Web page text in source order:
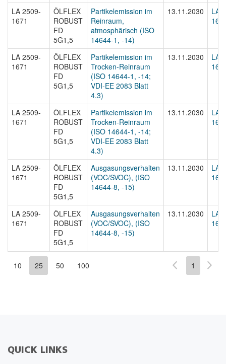
LA 2509-
1671
ÖLFLEX
ROBUST
FD
5G1,5
Partikelemission im
Reinraum,
atmosphärisch (ISO
14644-1, -14)
13.11.2030
LA
LA 2509-
1671
ÖLFLEX
ROBUST
FD
5G1,5
Partikelemission im
Trocken-Reinraum
(ISO 14644-1, -14;
VDI-EE 2083 Blatt
4.3)
13.11.2030
LA
LA 2509-
1671
ÖLFLEX
ROBUST
FD
5G1,5
Partikelemission im
Trocken-Reinraum
(ISO 14644-1, -14;
VDI-EE 2083 Blatt
4.3)
13.11.2030
LA
LA 2509-
1671
ÖLFLEX
ROBUST
FD
5G1,5
Ausgasungsverhalten
(VOC/SVOC), (ISO
14644-8, -15)
13.11.2030
LA
LA 2509-
1671
ÖLFLEX
ROBUST
FD
5G1,5
Ausgasungsverhalten
(VOC/SVOC), (ISO
14644-8, -15)
13.11.2030
LA
10 25 50 100 1
QUICK LINKS